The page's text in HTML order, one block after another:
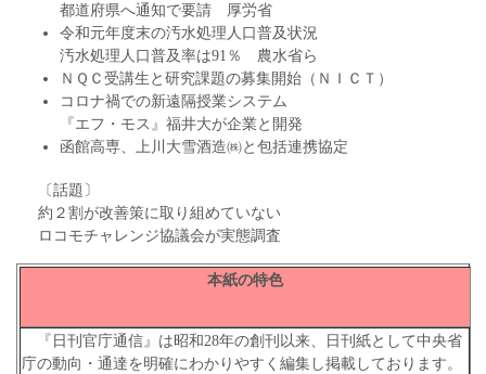
都道府県へ通知で要請 厚労省
令和元年度末の汚水処理人口普及状況
汚水処理人口普及率は91％ 農水省ら
ＮＱＣ受講生と研究課題の募集開始（ＮＩＣＴ）
コロナ禍での新遠隔授業システム
『エフ・モス』福井大が企業と開発
函館高専、上川大雪酒造㈱と包括連携協定
〔話題〕
約２割が改善策に取り組めていない
ロコモチャレンジ協議会が実態調査
本紙の特色
『日刊官庁通信』は昭和28年の創刊以来、日刊紙として中央省
庁の動向・通達を明確にわかりやすく編集し掲載しております。